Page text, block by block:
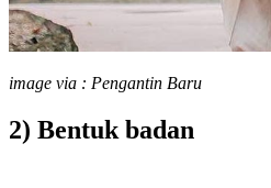
image via : Pengantin Baru
2) Bentuk badan